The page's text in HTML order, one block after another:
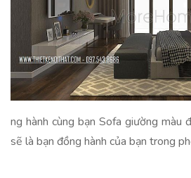
ng hành cùng bạn Sofa giường màu
sẽ là bạn đồng hành của bạn trong